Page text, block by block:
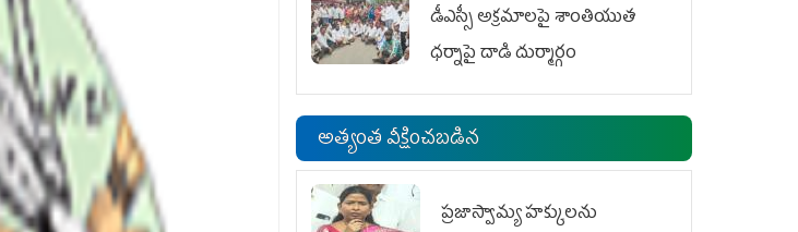
డీఎస్సీ అక్రమాలపై శాంతియుత
ధర్నాపై దాడి దుర్మార్గం
అత్యంత వీక్షించబడిన
ప్రజాస్వామ్య హక్కులను